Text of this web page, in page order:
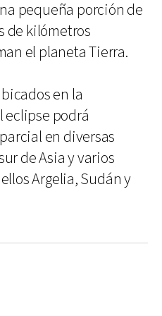
pequeña porción de
de kilómetros
el planeta Tierra.
en la
podrá
en diversas
de Asia y varios
Argelia, Sudán y